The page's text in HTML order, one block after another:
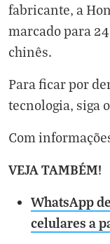
fabricante, a
marcado para
chinês.
Para ficar por
tecnologia, siga o
Com
VEJA TAMBÉM!
WhatsApp
celulares a